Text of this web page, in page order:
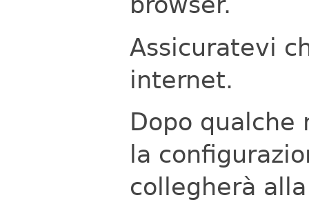
Assicuratevi
internet.
Dopo qualche
la
collegherà